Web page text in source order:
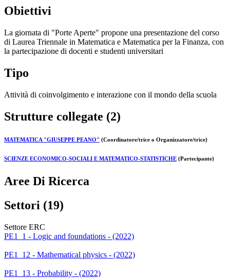
Obiettivi
La giornata di "Porte Aperte" propone una presentazione del corso
di Laurea Triennale in Matematica e Matematica per la Finanza, con
la partecipazione di docenti e studenti universitari
Tipo
Attività di coinvolgimento e interazione con il mondo della scuola
Strutture collegate (2)
MATEMATICA "GIUSEPPE PEANO" (Coordinatore/trice o Organizzatore/trice)
SCIENZE ECONOMICO-SOCIALI E MATEMATICO-STATISTICHE (Partecipante)
Aree Di Ricerca
Settori (19)
Settore ERC
PE1_1 - Logic and foundations - (2022)
PE1_12 - Mathematical physics - (2022)
PE1_13 - Probability - (2022)